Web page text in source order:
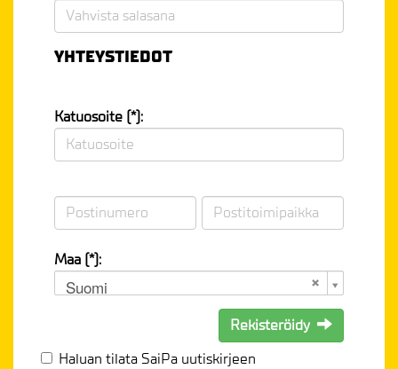
YHTEYSTIEDOT
Katuosoite (*):
Maa (*):
Suomi
Rekisteröidy
Haluan tilata SaiPa uutiskirjeen